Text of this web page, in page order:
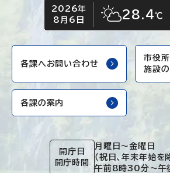
今日の日付
2026年
8月6日
今日の天気
晴れ時々くもり
28.4℃
各課へお問い合わせ
市役所
施設
各課の案内
開庁日
開庁時間
月曜日～金曜日
（祝日、年末年始を
午前8時30分～午